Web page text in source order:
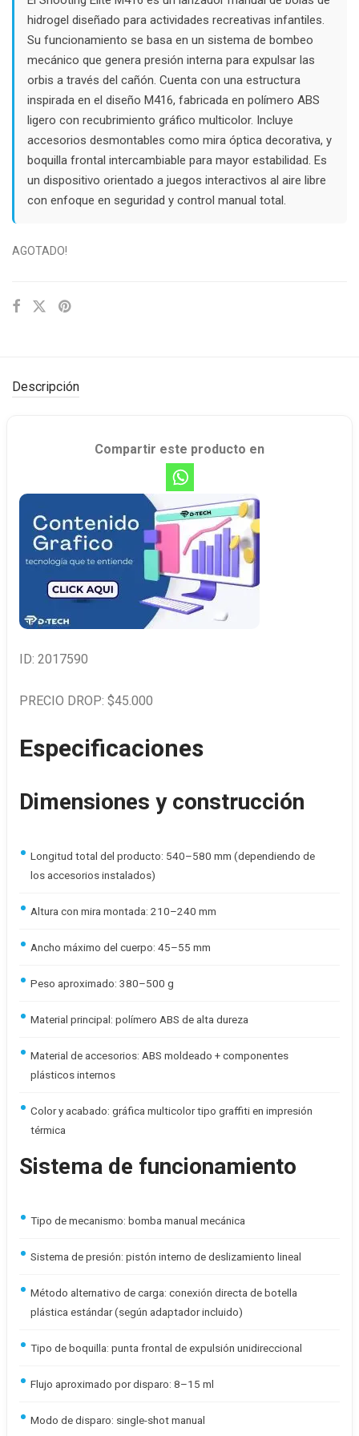
hidrogel diseñado para actividades recreativas infantiles.
Su funcionamiento se basa en un sistema de bombeo
mecánico que genera presión interna para expulsar las
orbis a través del cañón. Cuenta con una estructura
inspirada en el diseño M416, fabricada en polímero ABS
ligero con recubrimiento gráfico multicolor. Incluye
accesorios desmontables como mira óptica decorativa, y
boquilla frontal intercambiable para mayor estabilidad. Es
un dispositivo orientado a juegos interactivos al aire libre
con enfoque en seguridad y control manual total.
AGOTADO!
Descripción
Compartir este producto en
ID: 2017590
PRECIO DROP: $45.000
Especificaciones
Dimensiones y construcción
Longitud total del producto: 540–580 mm (dependiendo de
los accesorios instalados)
Altura con mira montada: 210–240 mm
Ancho máximo del cuerpo: 45–55 mm
Peso aproximado: 380–500 g
Material principal: polímero ABS de alta dureza
Material de accesorios: ABS moldeado + componentes
plásticos internos
Color y acabado: gráfica multicolor tipo graffiti en impresión
térmica
Sistema de funcionamiento
Tipo de mecanismo: bomba manual mecánica
Sistema de presión: pistón interno de deslizamiento lineal
Método alternativo de carga: conexión directa de botella
plástica estándar (según adaptador incluido)
Tipo de boquilla: punta frontal de expulsión unidireccional
Flujo aproximado por disparo: 8–15 ml
Modo de disparo: single-shot manual